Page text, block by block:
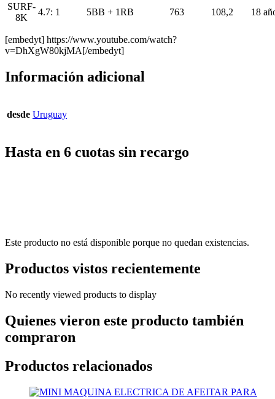
SURF-
8K
4.7: 1 5BB + 1RB 763 108,2 18
[embedyt] https://www.youtube.com/watch?
v=DhXgW80kjMA[/embedyt]
Información adicional
desde Uruguay
Hasta en 6 cuotas sin recargo
Este producto no está disponible porque no quedan existencias.
Productos vistos recientemente
No recently viewed products to display
Quienes vieron este producto también
compraron
Productos relacionados